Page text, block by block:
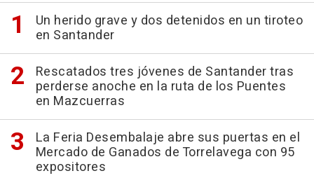
Un herido grave y dos detenidos en un tiroteo
en Santander
Rescatados tres jóvenes de Santander tras
perderse anoche en la ruta de los Puentes
en Mazcuerras
La Feria Desembalaje abre sus puertas en el
Mercado de Ganados de Torrelavega con 95
expositores